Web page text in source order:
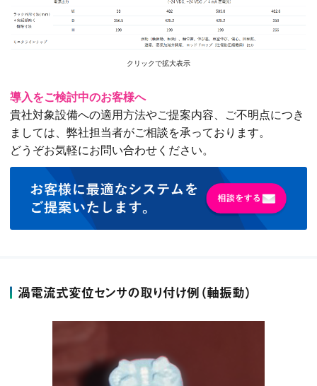
クリックで拡大表示
導入をご検討中のお客様へ
貴社対象設備への適用方法やご提案内容、ご不明点につき
ましては、弊社担当者がご相談を承っております。
どうぞお気軽にお問い合わせください。
渦電流式変位センサの取り付け例（軸振動）